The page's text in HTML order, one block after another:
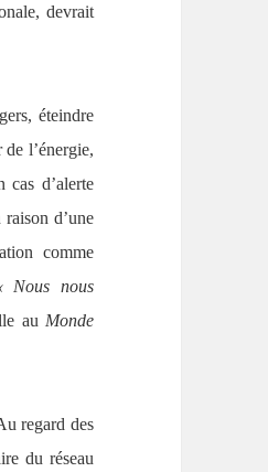
devrait
éteindre
l’énergie,
cas d’alerte
d’une
comme
Nous nous
au Monde
regard des
du réseau